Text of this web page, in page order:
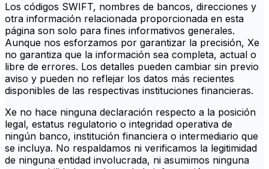
Los códigos SWIFT, nombres de bancos, direcciones y
otra información relacionada proporcionada en esta
página son solo para fines informativos generales.
Aunque nos esforzamos por garantizar la precisión, Xe
no garantiza que la información sea completa, actual o
libre de errores. Los detalles pueden cambiar sin previo
aviso y pueden no reflejar los datos más recientes
disponibles de las respectivas instituciones financieras.
Xe no hace ninguna declaración respecto a la posición
legal, estatus regulatorio o integridad operativa de
ningún banco, institución financiera o intermediario que
se incluya. No respaldamos ni verificamos la legitimidad
de ninguna entidad involucrada, ni asumimos ninguna